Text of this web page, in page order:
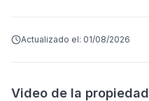
Actualizado el: 01/08/2026
Video de la propiedad